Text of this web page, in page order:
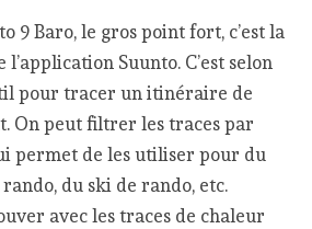
9 Baro, le gros point fort, c’est la
Suunto. C’est selon
pour tracer un itinéraire de
On peut filtrer les traces par
permet de les utiliser pour du
du ski de rando, etc.
avec les traces de chaleur